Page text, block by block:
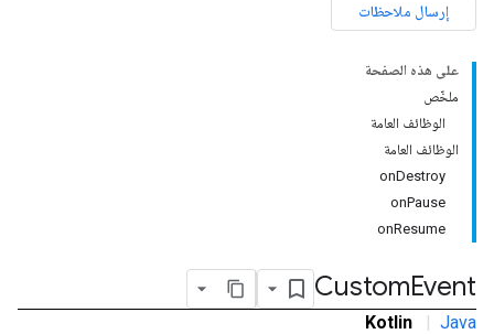
إرسال ملاحظات
على هذه الصفحة
ملخّص
الوظائف العامة
الوظائف العامة
onDestroy
onPause
onResume
CustomEvent
Kotlin | Java